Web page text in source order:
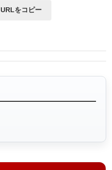
URLをコピー